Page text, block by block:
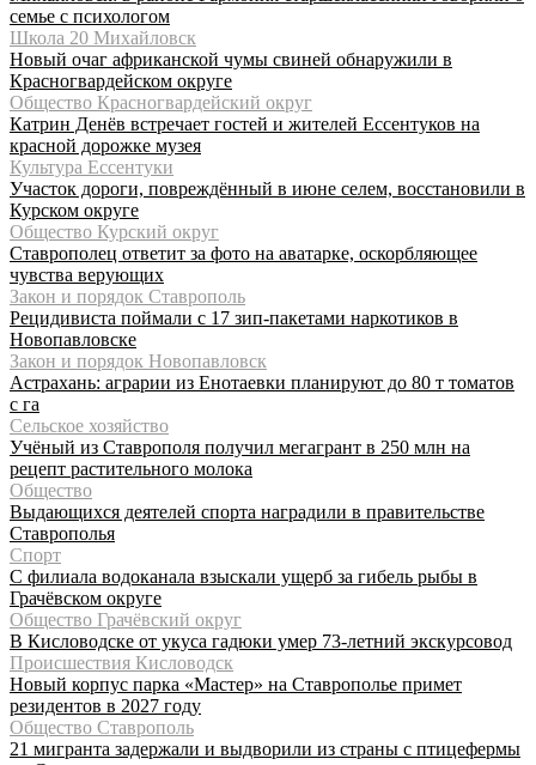
семье с психологом
Школа 20 Михайловск
Новый очаг африканской чумы свиней обнаружили в
Красногвардейском округе
Общество Красногвардейский округ
Катрин Денёв встречает гостей и жителей Ессентуков на
красной дорожке музея
Культура Ессентуки
Участок дороги, повреждённый в июне селем, восстановили в
Курском округе
Общество Курский округ
Ставрополец ответит за фото на аватарке, оскорбляющее
чувства верующих
Закон и порядок Ставрополь
Рецидивиста поймали с 17 зип-пакетами наркотиков в
Новопавловске
Закон и порядок Новопавловск
Астрахань: аграрии из Енотаевки планируют до 80 т томатов
с га
Сельское хозяйство
Учёный из Ставрополя получил мегагрант в 250 млн на
рецепт растительного молока
Общество
Выдающихся деятелей спорта наградили в правительстве
Ставрополья
Спорт
С филиала водоканала взыскали ущерб за гибель рыбы в
Грачёвском округе
Общество Грачёвский округ
В Кисловодске от укуса гадюки умер 73-летний экскурсовод
Происшествия Кисловодск
Новый корпус парка «Мастер» на Ставрополье примет
резидентов в 2027 году
Общество Ставрополь
21 мигранта задержали и выдворили из страны с птицефермы